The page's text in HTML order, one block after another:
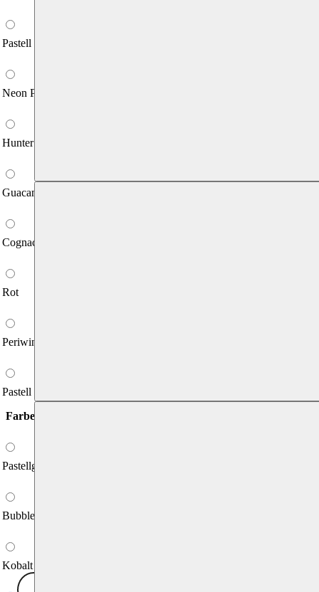
Pastell Blau
Neon Pink
Hunter Grün
Guacamole
Cognac
Rot
Periwinkle
Pastell Gelb
Farbe - Schnallenadaper
Pastellgrün
Bubblegum
Kobalt Blau